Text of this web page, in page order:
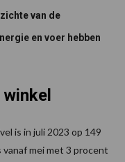
van de
en voer hebben
is in juli 2023 op 149
mei met 3 procent